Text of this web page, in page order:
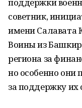
советник,
имени
Воины из
региона за
но особенно они
за поддержку их